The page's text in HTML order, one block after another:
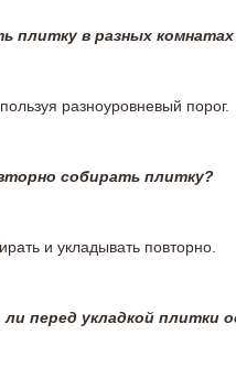
плитку в разных
разноуровневый порог.
собирать плитку?
и укладывать повторно.
ли перед укладкой плитки